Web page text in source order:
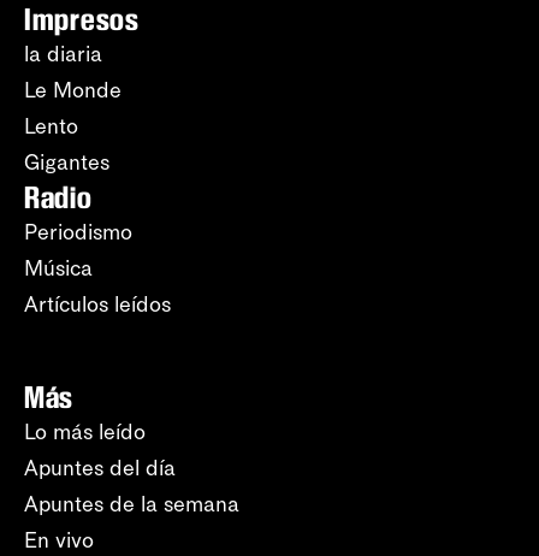
Impresos
la diaria
Le Monde
Lento
Gigantes
Radio
Periodismo
Música
Artículos leídos
Más
Lo más leído
Apuntes del día
Apuntes de la semana
En vivo